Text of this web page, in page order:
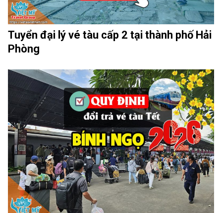
Tuyển đại lý vé tàu cấp 2 tại thành phố Hải
Phòng